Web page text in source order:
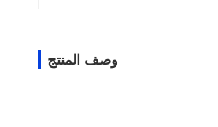
وصف المنتج